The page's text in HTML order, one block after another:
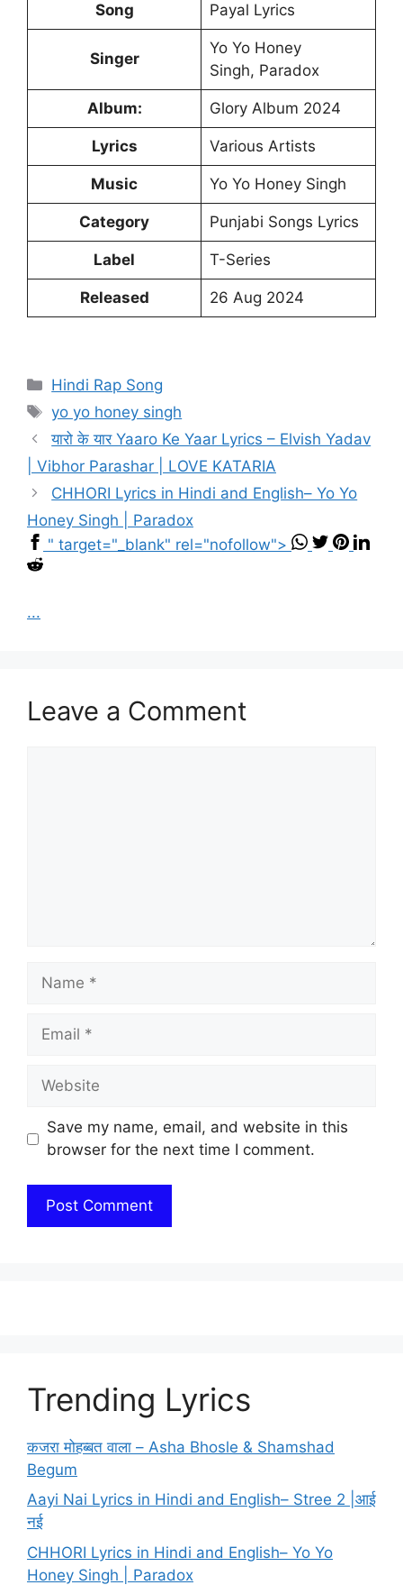
Song Payal Lyrics
Singer
Yo Yo Honey
Singh, Paradox
Album: Glory Album 2024
Lyrics Various Artists
Music Yo Yo Honey Singh
Category Punjabi Songs Lyrics
Label T-Series
Released 26 Aug 2024
Categories
Hindi Rap Song
Tags
yo yo honey singh
यारो के यार Yaaro Ke Yaar Lyrics – Elvish Yadav
| Vibhor Parashar | LOVE KATARIA
CHHORI Lyrics in Hindi and English– Yo Yo
Honey Singh | Paradox
" target="_blank" rel="nofollow">
...
Leave a Comment
Name
Email
Website
Save my name, email, and website in this
browser for the next time I comment.
Trending Lyrics
कजरा मोहब्बत वाला – Asha Bhosle & Shamshad
Begum
Aayi Nai Lyrics in Hindi and English– Stree 2 |आई
नई
CHHORI Lyrics in Hindi and English– Yo Yo
Honey Singh | Paradox